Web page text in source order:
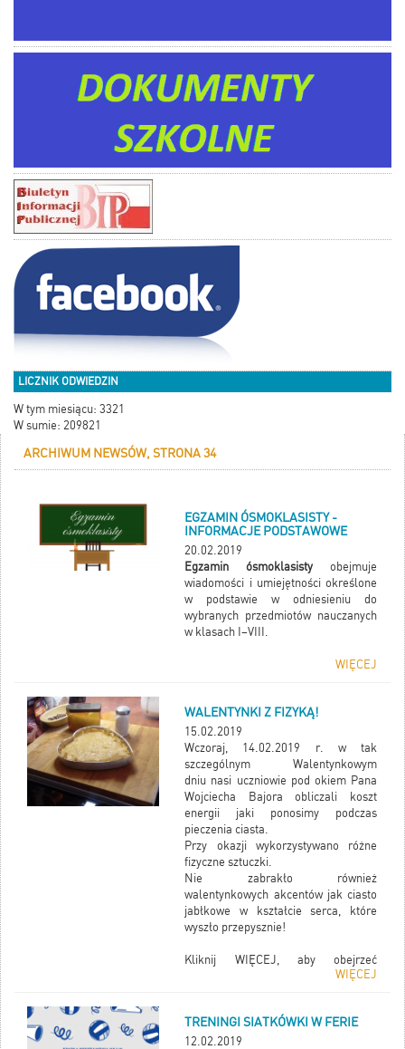
LICZNIK ODWIEDZIN
W tym miesiącu: 3321
W sumie: 209821
ARCHIWUM NEWSÓW, STRONA 34
EGZAMIN ÓSMOKLASISTY -
INFORMACJE PODSTAWOWE
20.02.2019
Egzamin ósmoklasistyobejmuje
wiadomości i umiejętności określone
‎w podstawie w odniesieniu do
wybranych przedmiotów ‎nauczanych
w klasach I–VIII.
WIĘCEJ
WALENTYNKI Z FIZYKĄ!
15.02.2019
Wczoraj, 14.02.2019 r. w tak
szczególnym Walentynkowym
dniu nasi uczniowie pod okiem Pana
Wojciecha Bajora obliczali koszt
energii jaki ponosimy podczas
pieczenia ciasta.
Przy okazji wykorzystywano różne
fizyczne sztuczki.
Nie zabrakło również
walentynkowych akcentów jak ciasto
jabłkowe w kształcie serca, które
wyszło przepysznie!
Kliknij WIĘCEJ, aby obejrzeć
WIĘCEJ
TRENINGI SIATKÓWKI W FERIE
12.02.2019